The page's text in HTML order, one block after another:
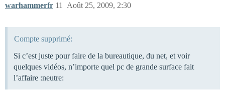
warhammerfr Août 25, 2009, 2:30
11
Compte supprimé:
Si c’est juste pour faire de la bureautique, du net, et voir
quelques vidéos, n’importe quel pc de grande surface fait
l’affaire :neutre: